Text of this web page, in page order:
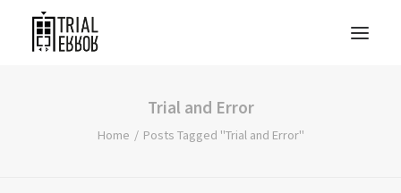
Trial and Error
Home Posts Tagged "Trial and Error"